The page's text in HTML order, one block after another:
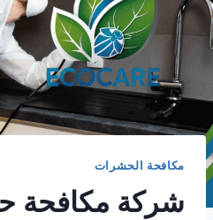
مكافحة الحشرات
شركة مكافحة